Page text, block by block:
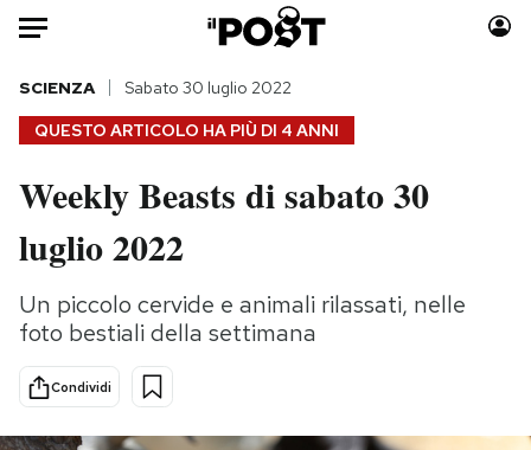
Auto
HOME
Italia
Politica
Tecnologia
Internet
Scienza
Cultura
Economia
Moda
Storie/Idee
Ok Boomer!
Altrecose
QUESTO ARTICOLO HA PIÙ DI 4 ANNI
SCIENZA Sabato 30 luglio 2022
Weekly Beasts di sabato 30
luglio 2022
Un piccolo cervide e animali rilassati, nelle
foto bestiali della settimana
Condividi